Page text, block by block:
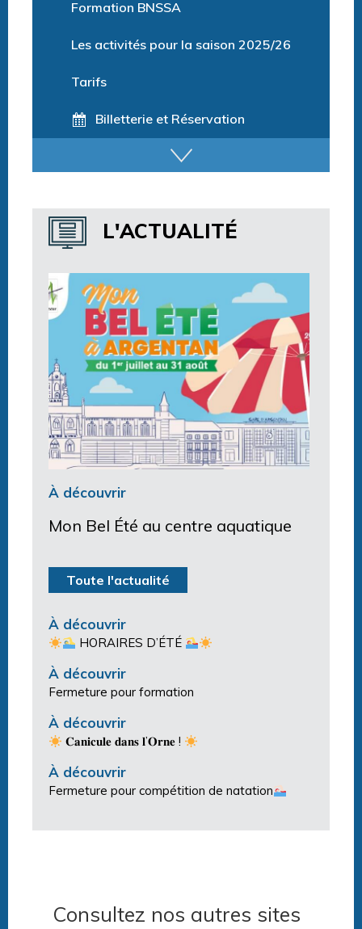
Billetterie et Réservation
Horaires espace détente
Horaires centre aquatique
L'ACTUALITÉ
À découvrir
Mon Bel Été au centre aquatique
Toute l'actualité
À découvrir
HORAIRES D’ÉTÉ
À découvrir
Fermeture pour formation
À découvrir
𝐂𝐚𝐧𝐢𝐜𝐮𝐥𝐞 𝐝𝐚𝐧𝐬 𝐥’𝐎𝐫𝐧𝐞 !
À découvrir
Fermeture pour compétition de natation
Consultez nos autres sites